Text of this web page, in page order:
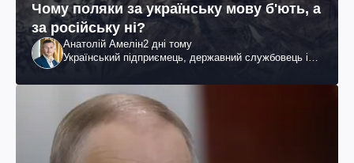
Чому поляки за українську мову б'ють, а
за російську ні?
Анатолій Амелін2 дні тому
Український підприємець, державний службовець і